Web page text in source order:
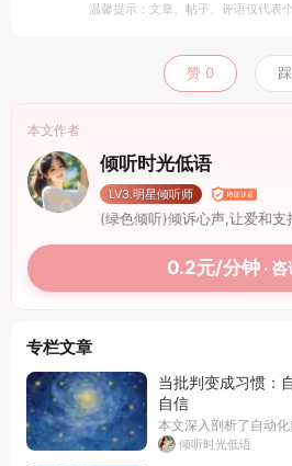
温馨提示：文章、帖子、评语仅代表
赞 0 踩
本文作者
倾听时光低语
LV3.明星倾听师
(绿色倾听)倾诉心声,让爱和支
0.2元/分钟·
专栏文章
当批判变成习惯：
自信
本文深入剖析了自动
倾听时光低语